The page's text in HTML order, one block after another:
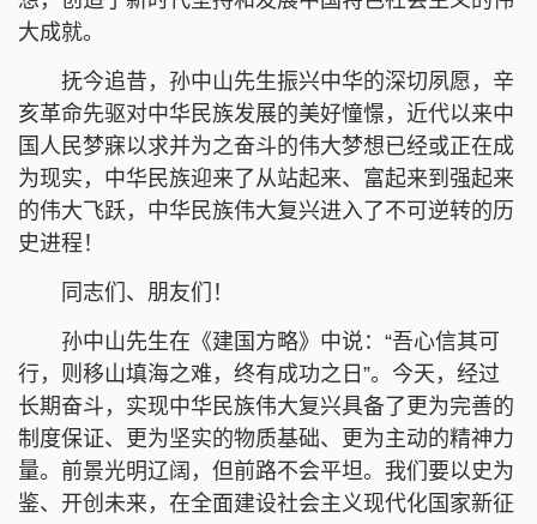
大成就。
抚今追昔，孙中山先生振兴中华的深切夙愿，辛
亥革命先驱对中华民族发展的美好憧憬，近代以来中
国人民梦寐以求并为之奋斗的伟大梦想已经或正在成
为现实，中华民族迎来了从站起来、富起来到强起来
的伟大飞跃，中华民族伟大复兴进入了不可逆转的历
史进程！
同志们、朋友们！
孙中山先生在《建国方略》中说：“吾心信其可
行，则移山填海之难，终有成功之日”。今天，经过
长期奋斗，实现中华民族伟大复兴具备了更为完善的
制度保证、更为坚实的物质基础、更为主动的精神力
量。前景光明辽阔，但前路不会平坦。我们要以史为
鉴、开创未来，在全面建设社会主义现代化国家新征